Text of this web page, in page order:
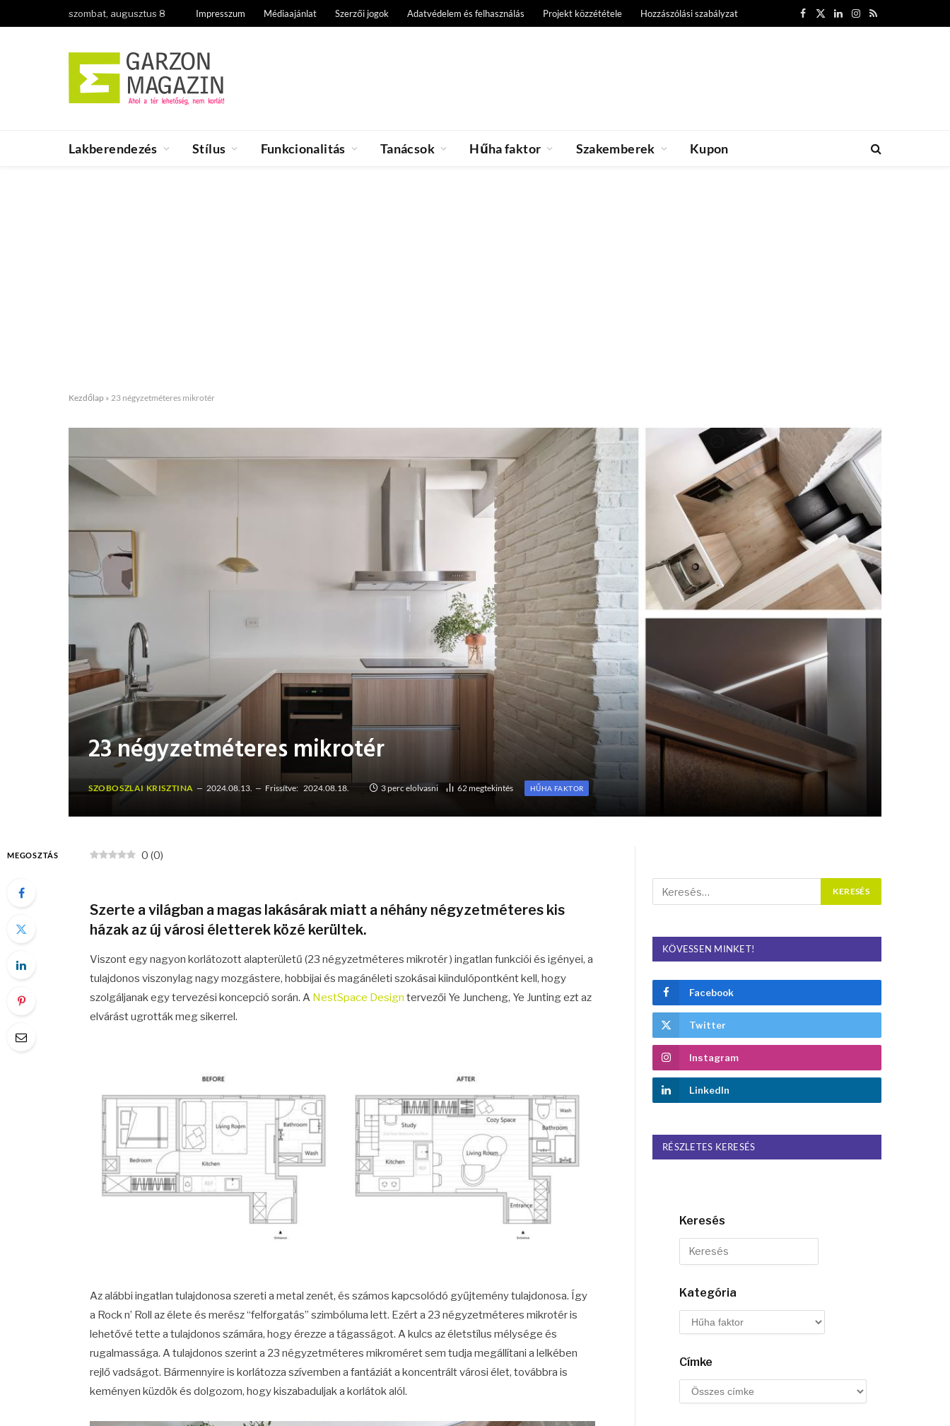
szombat, augusztus 8 Impresszum Médiaajánlat Szerzői jogok Adatvédelem és felhasználás Projekt közzététele Hozzászólási szabályzat
Facebook
X
LinkedIn
Instagram
RSS
Lakberendezés Stílus Funkcionalitás Tanácsok Hűha faktor Szakemberek Kupon
Kezdőlap » 23 négyzetméteres mikrotér
23 négyzetméteres mikrotér
SZOBOSZLAI KRISZTINA 2024.08.13. Frissítve: 2024.08.18. 3 perc elolvasni 62megtekintés HŰHA FAKTOR
MEGOSZTÁS 0 (0)
Szerte a világban a magas lakásárak miatt a néhány négyzetméteres kis
házak az új városi életterek közé kerültek.
Viszont egy nagyon korlátozott alapterületű (23 négyzetméteres mikrotér ) ingatlan funkciói és igényei, a
tulajdonos viszonylag nagy mozgástere, hobbijai és magánéleti szokásai kiindulópontként kell, hogy
szolgáljanak egy tervezési koncepció során. A NestSpace Design tervezői Ye Juncheng, Ye Junting ezt az
elvárást ugrották meg sikerrel.
Az alábbi ingatlan tulajdonosa szereti a metal zenét, és számos kapcsolódó gyűjtemény tulajdonosa. Így
a Rock n’ Roll az élete és merész “felforgatás” szimbóluma lett. Ezért a 23 négyzetméteres mikrotér is
lehetővé tette a tulajdonos számára, hogy érezze a tágasságot. A kulcs az életstílus mélysége és
rugalmassága. A tulajdonos szerint a 23 négyzetméteres mikroméret sem tudja megállítani a lelkében
rejlő vadságot. Bármennyire is korlátozza szívemben a fantáziát a koncentrált városi élet, továbbra is
keményen küzdök és dolgozom, hogy kiszabaduljak a korlátok alól.
KÖVESSEN MINKET!
Facebook
Twitter
Instagram
LinkedIn
RÉSZLETES KERESÉS
Keresés
Kategória
Címke